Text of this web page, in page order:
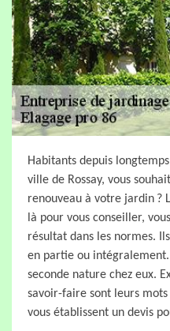
Habitants depuis
ville de Rossay, vous
renouveau à votre jardin ?
là pour vous conseiller,
résultat dans les normes.
en partie ou
seconde nature chez eux.
savoir-faire sont leurs mots
vous établissent un devis